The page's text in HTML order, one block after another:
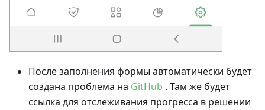
После заполнения формы автоматически будет
создана проблема на GitHub . Там же будет
ссылка для отслеживания прогресса в решении